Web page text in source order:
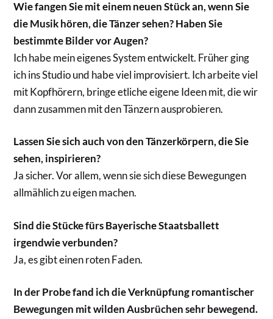
Wie fangen Sie mit einem neuen Stück an, wenn Sie
die Musik hören, die Tänzer sehen? Haben Sie
bestimmte Bilder vor Augen?
Ich habe mein eigenes System entwickelt. Früher ging
ich ins Studio und habe viel improvisiert. Ich arbeite viel
mit Kopfhörern, bringe etliche eigene Ideen mit, die wir
dann zusammen mit den Tänzern ausprobieren.
Lassen Sie sich auch von den Tänzerkörpern, die Sie
sehen, inspirieren?
Ja sicher. Vor allem, wenn sie sich diese Bewegungen
allmählich zu eigen machen.
Sind die Stücke fürs Bayerische Staatsballett
irgendwie verbunden?
Ja, es gibt einen roten Faden.
In der Probe fand ich die Verknüpfung romantischer
Bewegungen mit wilden Ausbrüchen sehr bewegend.